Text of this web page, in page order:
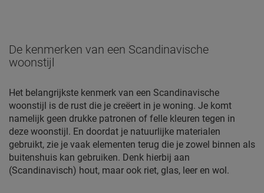
De kenmerken van een Scandinavische
woonstijl
Het belangrijkste kenmerk van een Scandinavische
woonstijl is de rust die je creëert in je woning. Je komt
namelijk geen drukke patronen of felle kleuren tegen in
deze woonstijl. En doordat je natuurlijke materialen
gebruikt, zie je vaak elementen terug die je zowel binnen als
buitenshuis kan gebruiken. Denk hierbij aan
(Scandinavisch) hout, maar ook riet, glas, leer en wol.